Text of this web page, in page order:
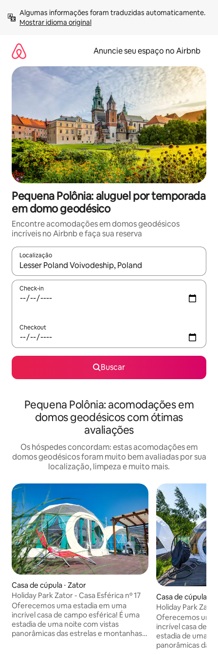
para
Mostrar idioma original
Anuncie seu espaço no Airbnb
Pequena Polônia: aluguel por temporada
em domo geodésico
Encontre acomodações em domos geodésicos
incríveis no Airbnb e faça sua reserva
Localização
Quando os resultados estiverem disponíveis, explore-os
Check-in
Checkout
Buscar
Pequena Polônia: acomodações em
domos geodésicos com ótimas
avaliações
Os hóspedes concordam: estas acomodações em
domos geodésicos foram muito bem avaliadas por sua
localização, limpeza e muito mais.
Casa de cúpula ⋅ Zator
Holiday Park Zator - Casa Esférica nº 17
Oferecemos uma estadia em uma
incrível casa de campo esférica! É uma
estadia de uma noite com vistas
panorâmicas das estrelas e montanhas-
Casa de cúpula ⋅
Holiday Park
Oferecemos uma
incrível casa de
estadia de uma
panorâmicas das